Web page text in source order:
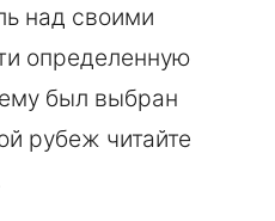
над своими
определенную
был выбран
рубеж читайте